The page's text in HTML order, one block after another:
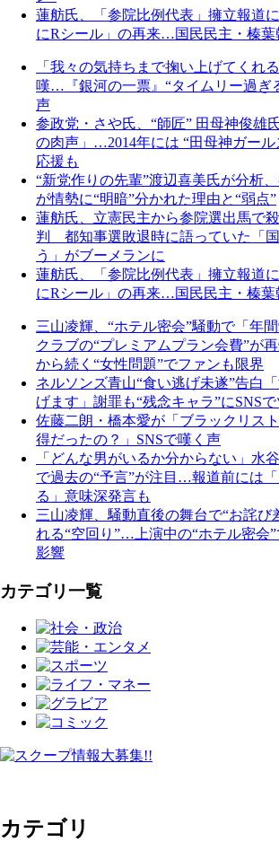
蓮舫氏、「参院比例代表」擁立報道
にRシール」の再来…国民民主・榛葉
「我々の気持ちまで掬い上げてくれ
嘆…『銀河の一票』“タイムリー過ぎ
声
参政党・さや氏、“師匠” 田母神俊雄
の肉声」…2014年には “田母神ガール
応援も
“新党作りの先輩”渡辺喜美氏が分析
が情勢に“明暗”分かれた理由と“弱点”
蓮舫氏、立憲民主から参院選出馬で
判 都知事選敗退時に語っていた「
う」がブーメランに
蓮舫氏、「参院比例代表」擁立報道
にRシール」の再来…国民民主・榛葉
三山凌輝、“ホテル密会”騒動で「年
クラブの“プレミアムプラン会費”が
から続く“女性問題”でファンも限界
ネルソンズ青山“食い逃げ未遂”告白
げます」謝罪も“残念キャラ”にSNS
佐藤二朗・橋本愛が「ブラックリス
得だったの？」SNSで嘆く声
「どんな男がいるか分からない」水
で過去の“予言”が注目…報道前には
る」意味深発言も
三山凌輝、騒動直後の舞台で“お詫び
れる“空回り”…上演中の“ホテル密会
影響
カテゴリ一覧
カテゴリ